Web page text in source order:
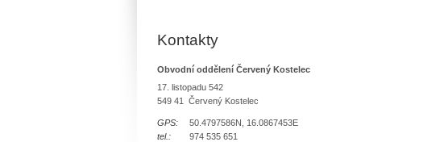
Kontakty
Obvodní oddělení Červený Kostelec
17. listopadu 542
549 41 Červený Kostelec
GPS:
50.4797586N, 16.0867453E
tel.:
974 535 651